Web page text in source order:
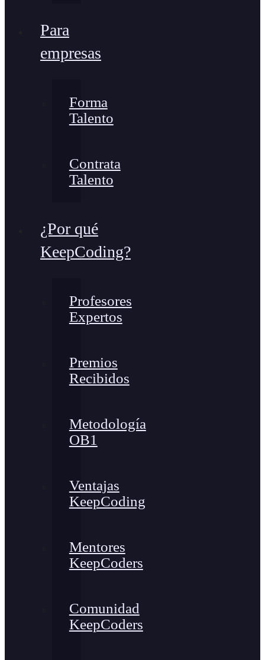
Para
empresas
Forma
Talento
Contrata
Talento
¿Por qué
KeepCoding?
Profesores
Expertos
Premios
Recibidos
Metodología
OB1
Ventajas
KeepCoding
Mentores
KeepCoders
Comunidad
KeepCoders